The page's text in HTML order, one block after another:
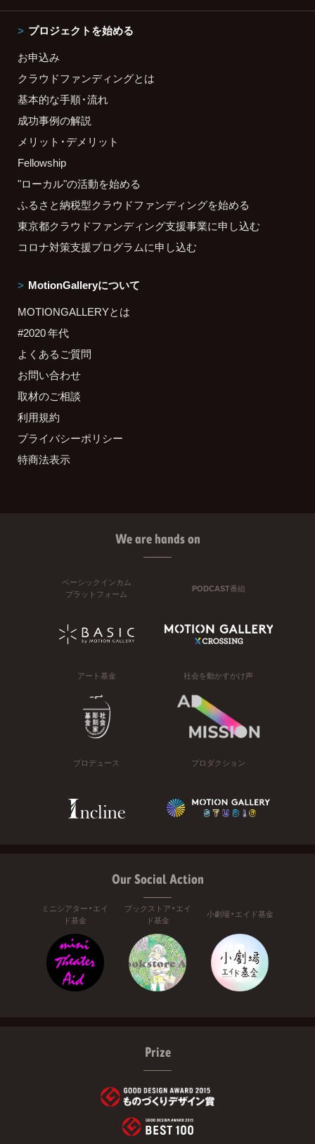
プロジェクトを始める
お申込み
クラウドファンディングとは
基本的な手順・流れ
成功事例の解説
メリット・デメリット
Fellowship
"ローカル"の活動を始める
ふるさと納税型クラウドファンディングを始める
東京都クラウドファンディング支援事業に申し込む
コロナ対策支援プログラムに申し込む
MotionGalleryについて
MOTIONGALLERYとは
#2020 年代
よくあるご質問
お問い合わせ
取材のご相談
利用規約
プライバシーポリシー
特商法表示
We are hands on
ベーシックインカム
プラットフォーム
PODCAST番組
アート基金 社会を動かすかけ声
プロデュース プロダクション
Our Social Action
ミニシアター・エイ
ド基金
ブックストア・エイ
ド基金
小劇場・エイド基金
Prize